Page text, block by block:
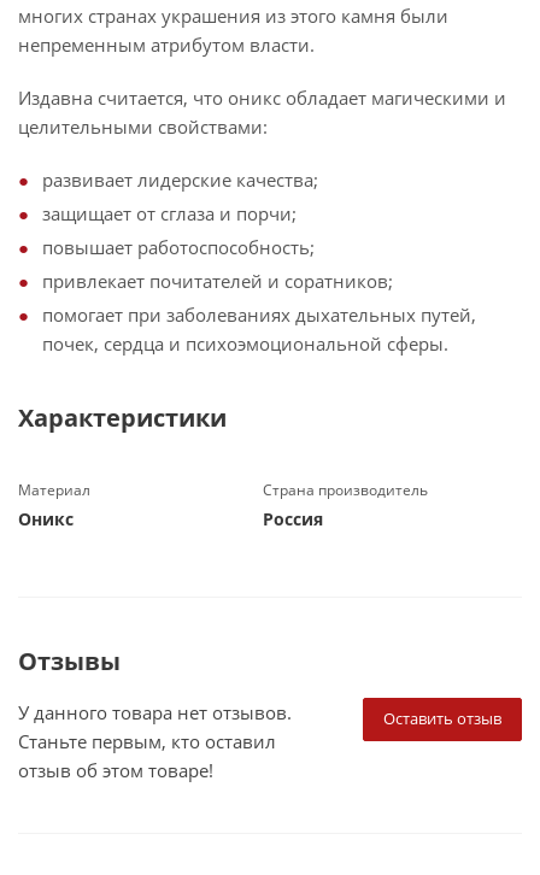
многих странах украшения из этого камня были
непременным атрибутом власти.
Издавна считается, что оникс обладает магическими и
целительными свойствами:
развивает лидерские качества;
защищает от сглаза и порчи;
повышает работоспособность;
привлекает почитателей и соратников;
помогает при заболеваниях дыхательных путей,
почек, сердца и психоэмоциональной сферы.
Характеристики
Материал
Оникс
Страна производитель
Россия
Отзывы
Оставить отзыв
У данного товара нет отзывов.
Станьте первым, кто оставил
отзыв об этом товаре!